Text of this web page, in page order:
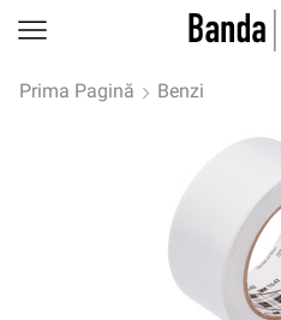
Prima Pagină Benzi